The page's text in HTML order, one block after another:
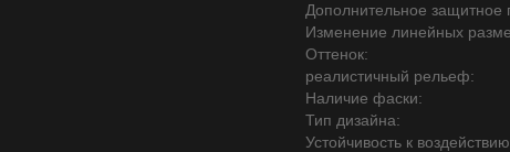
Дополнительное защитное
Изменение линейных
Оттенок:
реалистичный рельеф:
Наличие фаски:
Тип дизайна:
Устойчивость к